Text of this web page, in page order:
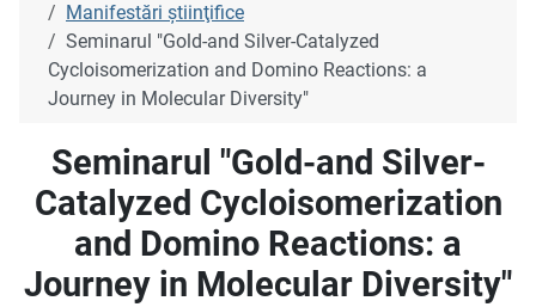
Manifestări ştiinţifice
Seminarul "Gold-and Silver-Catalyzed
Cycloisomerization and Domino Reactions: a
Journey in Molecular Diversity"
Seminarul "Gold-and Silver-
Catalyzed Cycloisomerization
and Domino Reactions: a
Journey in Molecular Diversity"